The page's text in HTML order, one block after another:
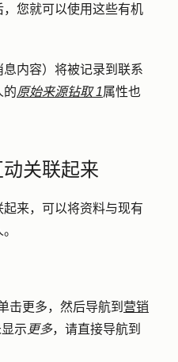
您就可以使用这些有机
内容）将被记录到联系
的原始来源钻取 1属性也
关联起来
来，可以将资料与现有
击更多，然后导航到 营销
示 更多，请直接导航到